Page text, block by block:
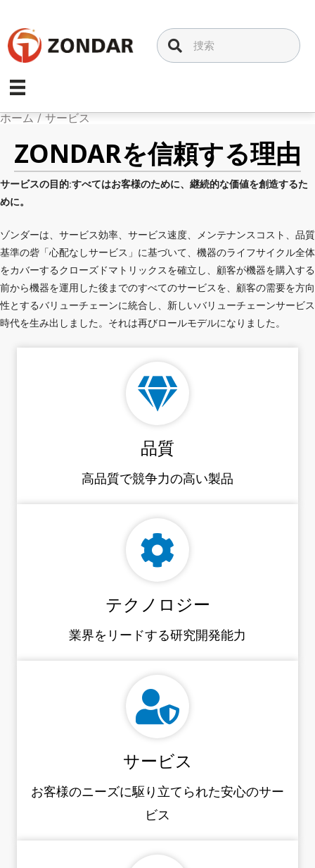
テ
ス
ホーム / サービス
ZONDARを信頼する理由
サービスの目的:すべてはお客様のために、継続的な価値を創造するた
めに。
ゾンダーは、サービス効率、サービス速度、メンテナンスコスト、品質
基準の砦「心配なしサービス」に基づいて、機器のライフサイクル全体
をカバーするクローズドマトリックスを確立し、顧客が機器を購入する
前から機器を運用した後までのすべてのサービスを、顧客の需要を方向
性とするバリューチェーンに統合し、新しいバリューチェーンサービス
時代を生み出しました。それは再びロールモデルになりました。
品質
高品質で競争力の高い製品
テクノロジー
業界をリードする研究開発能力
サービス
お客様のニーズに駆り立てられた安心のサー
ビス